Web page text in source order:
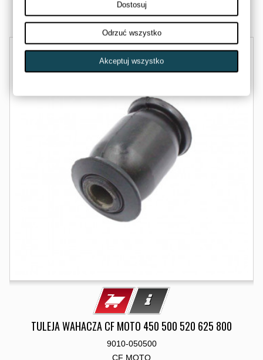
Dostępny
TULEJA WAHACZA CF MOTO 450 500 520 625 800
9010-050500
CF MOTO
Dostosuj
Odrzuć wszystko
Akceptuj wszystko